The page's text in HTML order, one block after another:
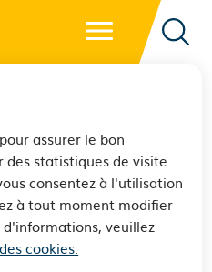
assurer le bon
statistiques de visite.
consentez à l'utilisation
à tout moment modifier
d'informations, veuillez
cookies.
- Retour à l'accueil
2026 :
témoins
techniques